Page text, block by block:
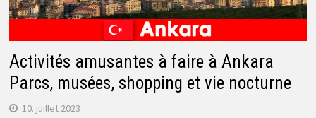
Activités amusantes à faire à Ankara
Parcs, musées, shopping et vie nocturne
10. juillet 2023